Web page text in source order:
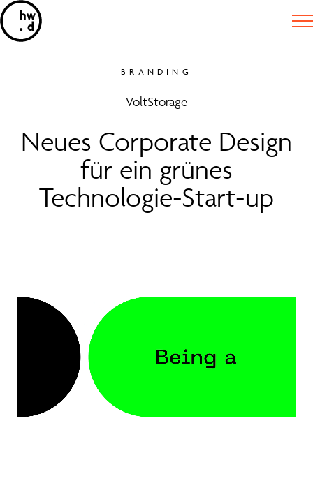
BRANDING
VoltStorage
Neues Corporate Design
für ein grünes
Technologie-Start-up